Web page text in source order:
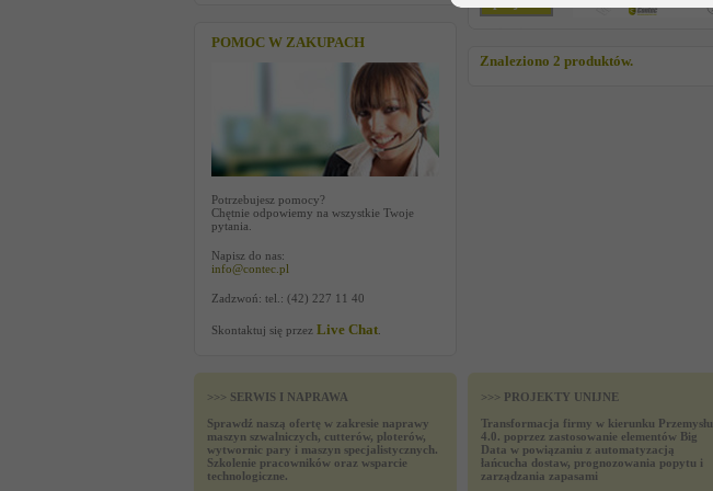
POMOC W ZAKUPACH
Potrzebujesz pomocy?
Chętnie odpowiemy na wszystkie Twoje
pytania.
Napisz do nas:
info@contec.pl
Zadzwoń: tel.: (42) 227 11 40
Skontaktuj się przez Live Chat
Znaleziono 2 produktów.
>>> SERWIS I NAPRAWA
Sprawdź naszą ofertę w zakresie naprawy
maszyn szwalniczych, cutterów, ploterów,
wytwornic pary i maszyn specjalistycznych.
Szkolenie pracowników oraz wsparcie
technologiczne.
>>> PROJEKTY UNIJNE
Transformacja firmy w kierunku Przemysłu
4.0. poprzez zastosowanie elementów Big
Data w powiązaniu z automatyzacją
łańcucha dostaw, prognozowania popytu i
zarządzania zapasami